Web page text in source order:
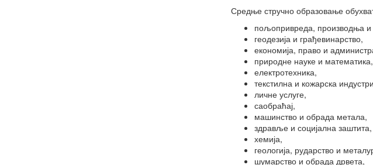
Средње стручно образовање
пољопривреда, производња
геодезија и грађевинарство,
економија, право и
природне науке и математика,
електротехника,
текстилна и кожарска
личне услуге,
саобраћај,
машинство и обрада метала,
здравље и социјална заштита,
хемија,
геологија, рударство и
шумарство и обрада дрвета,